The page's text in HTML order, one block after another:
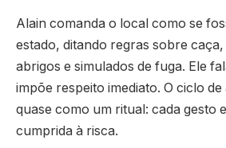
Alain comanda o local como se
estado, ditando regras sobre
abrigos e simulados de fuga. Ele
impõe respeito imediato. O ciclo
quase como um ritual: cada gesto
cumprida à risca.